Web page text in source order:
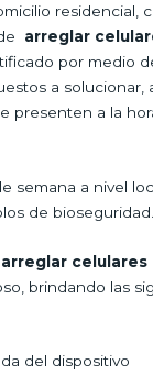
residencial,
arreglar
por medio
a solucionar,
presenten a la
semana a nivel
de bioseguridad.
arreglar celulares
brindando las
del dispositivo